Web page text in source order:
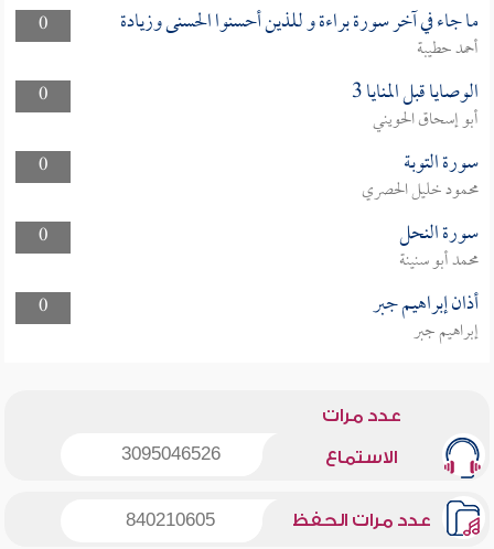
0 ما جاء في آخر سورة براءة و للذين أحسنوا الحسنى وزيادة
أحمد حطيبة
0
الوصايا قبل المنايا 3
أبو إسحاق الحويني
0
سورة التوبة
محمود خليل الحصري
0
سورة النحل
محمد أبو سنينة
0
أذان إبراهيم جبر
إبراهيم جبر
عدد مرات
الاستماع 3095046526
عدد مرات الحفظ 840210605